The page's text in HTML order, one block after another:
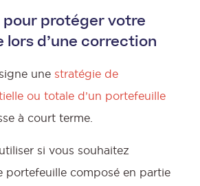
pour protéger votre
d’une correction
une stratégie de
ou totale d’un portefeuille
à court terme.
si vous souhaitez
portefeuille composé en partie